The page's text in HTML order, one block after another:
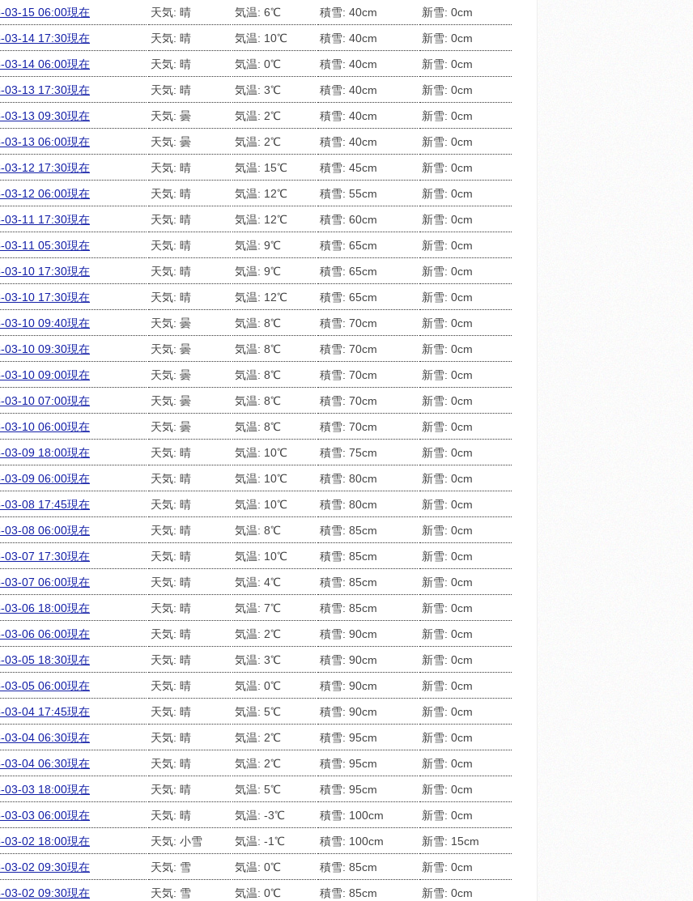
03-15 06:00現在
天気: 晴 気温: 6℃ 積雪: 40cm
新雪: 0cm
03-14 17:30現在
天気: 晴 気温: 10℃ 積雪: 40cm
新雪: 0cm
03-14 06:00現在
天気: 晴 気温: 0℃ 積雪: 40cm
新雪: 0cm
03-13 17:30現在
天気: 晴 気温: 3℃ 積雪: 40cm
新雪: 0cm
03-13 09:30現在
天気: 曇 気温: 2℃ 積雪: 40cm
新雪: 0cm
03-13 06:00現在
天気: 曇 気温: 2℃ 積雪: 40cm
新雪: 0cm
03-12 17:30現在
天気: 晴 気温: 15℃ 積雪: 45cm
新雪: 0cm
03-12 06:00現在
天気: 晴 気温: 12℃ 積雪: 55cm
新雪: 0cm
03-11 17:30現在
天気: 晴 気温: 12℃ 積雪: 60cm
新雪: 0cm
03-11 05:30現在
天気: 晴 気温: 9℃ 積雪: 65cm
新雪: 0cm
03-10 17:30現在
天気: 晴 気温: 9℃ 積雪: 65cm
新雪: 0cm
03-10 17:30現在
天気: 晴 気温: 12℃ 積雪: 65cm
新雪: 0cm
03-10 09:40現在
天気: 曇 気温: 8℃ 積雪: 70cm
新雪: 0cm
03-10 09:30現在
天気: 曇 気温: 8℃ 積雪: 70cm
新雪: 0cm
03-10 09:00現在
天気: 曇 気温: 8℃ 積雪: 70cm
新雪: 0cm
03-10 07:00現在
天気: 曇 気温: 8℃ 積雪: 70cm
新雪: 0cm
03-10 06:00現在
天気: 曇 気温: 8℃ 積雪: 70cm
新雪: 0cm
03-09 18:00現在
天気: 晴 気温: 10℃ 積雪: 75cm
新雪: 0cm
03-09 06:00現在
天気: 晴 気温: 10℃ 積雪: 80cm
新雪: 0cm
03-08 17:45現在
天気: 晴 気温: 10℃ 積雪: 80cm
新雪: 0cm
03-08 06:00現在
天気: 晴 気温: 8℃ 積雪: 85cm
新雪: 0cm
03-07 17:30現在
天気: 晴 気温: 10℃ 積雪: 85cm
新雪: 0cm
03-07 06:00現在
天気: 晴 気温: 4℃ 積雪: 85cm
新雪: 0cm
03-06 18:00現在
天気: 晴 気温: 7℃ 積雪: 85cm
新雪: 0cm
03-06 06:00現在
天気: 晴 気温: 2℃ 積雪: 90cm
新雪: 0cm
03-05 18:30現在
天気: 晴 気温: 3℃ 積雪: 90cm
新雪: 0cm
03-05 06:00現在
天気: 晴 気温: 0℃ 積雪: 90cm
新雪: 0cm
03-04 17:45現在
天気: 晴 気温: 5℃ 積雪: 90cm
新雪: 0cm
03-04 06:30現在
天気: 晴 気温: 2℃ 積雪: 95cm
新雪: 0cm
03-04 06:30現在
天気: 晴 気温: 2℃ 積雪: 95cm
新雪: 0cm
03-03 18:00現在
天気: 晴 気温: 5℃ 積雪: 95cm
新雪: 0cm
03-03 06:00現在
天気: 晴 気温: -3℃ 積雪: 100cm
新雪: 0cm
03-02 18:00現在
天気: 小雪 気温: -1℃ 積雪: 100cm
新雪: 15cm
03-02 09:30現在
天気: 雪 気温: 0℃ 積雪: 85cm
新雪: 0cm
03-02 09:30現在
天気: 雪 気温: 0℃ 積雪: 85cm 新雪: 0cm